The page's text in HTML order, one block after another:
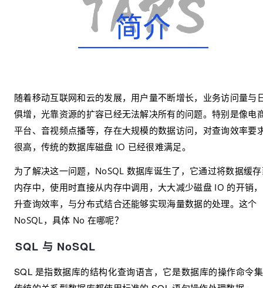
随着移动互联网和云的发展，用户量不断增长，业务访问量与
俱增，光靠资源的扩容已经无法解决所有的问题。特别是像电
平台、音视频点播等，存在大规模的数据访问，对查询效率要
很高，传统的数据库磁盘 IO 已经很难满足。
为了解决这一问题，NoSQL 数据库诞生了，它通过将数据缓
内存中，使用时直接从内存中调用，大大减少磁盘 IO 的开销
升查询效率，与分布式结合还能够实现海量数据的处理。这个
NoSQL，具体 No 在哪呢？
SQL 与 NoSQL
SQL 是指数据库的结构化查询语言，它是数据库的操作命令